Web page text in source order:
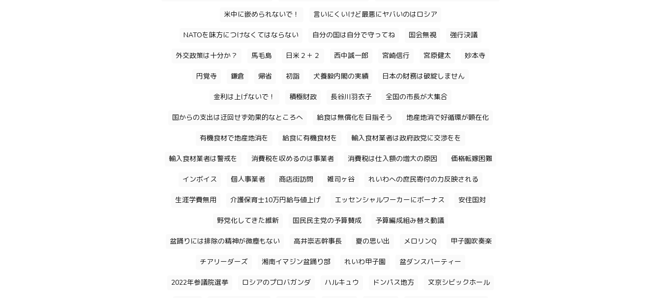
米中に嵌められないで！ 言いにくいけど最悪にヤバいのはロシア
NATOを味方につけなくてはならない 自分の国は自分で守ってね 国会無視 強行決議
外交政策は十分か？ 馬毛島 日米２＋２ 西中誠一郎 宮崎信行 宮原健太 妙本寺
円覚寺 鎌倉 帰省 初詣 犬養毅内閣の実績 日本の財務は破綻しません
金利は上げないで！ 積極財政 長谷川羽衣子 全国の市長が大集合
国からの支出は迂回せず効果的なところへ 給食は無償化を目指そう 地産地消で好循環が顕在化
有機食材で地産地消を 給食に有機食材を 輸入食材業者は政府政党に交渉をを
輸入食材業者は警戒を 消費税を収めるのは事業者 消費税は仕入額の増大の原因 価格転嫁困難
インボイス 個人事業者 商店街訪問 雑司ヶ谷 れいわへの庶民寄付の力反映される
生涯学費無用 介護保育士10万円給与値上げ エッセンシャルワーカーにボーナス 安住国対
野党化してきた維新 国民民主党の予算賛成 予算編成組み替え動議
盆踊りには排除の精神が微塵もない 高井崇志幹事長 夏の思い出 メロリンQ 甲子園吹奏楽
チアリーダーズ 湘南イマジン盆踊り部 れいわ甲子園 盆ダンスパーティー
2022年参議院選挙 ロシアのプロバガンダ ハルキュウ ドンパス地方 文京シビックホール